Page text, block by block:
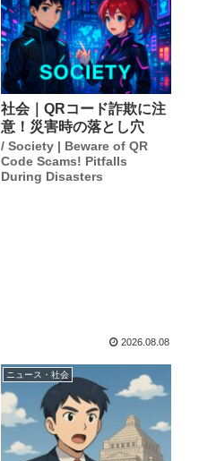
社会｜QRコード詐欺に注
意！災害時の落とし穴
/ Society | Beware of QR
Code Scams! Pitfalls
During Disasters
2026.08.08
ニュース・社会